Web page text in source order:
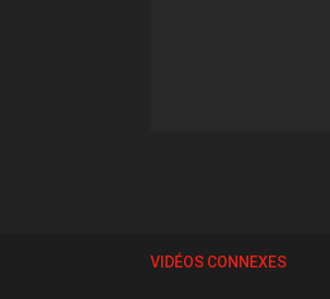
VIDÉOS CONNEXES